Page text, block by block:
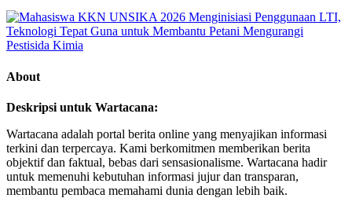
About
Deskripsi untuk Wartacana:
Wartacana adalah portal berita online yang menyajikan informasi
terkini dan terpercaya. Kami berkomitmen memberikan berita
objektif dan faktual, bebas dari sensasionalisme. Wartacana hadir
untuk memenuhi kebutuhan informasi jujur dan transparan,
membantu pembaca memahami dunia dengan lebih baik.